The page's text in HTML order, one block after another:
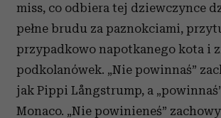
miss, co odbiera tej dziewczynce
pełne brudu za paznokciami,
przypadkowo napotkanego kota i
podkolanówek. „Nie powinnaś”
jak Pippi Långstrump, a
Monaco. „Nie powinieneś”